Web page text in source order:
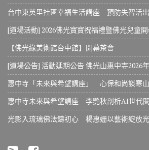
台中東英里社區幸福生活講座 預防失智活
[道場活動] 2026佛光寶寶祝福禮暨佛光兒童
【佛光緣美術館台中館】開幕茶會
[道場公告] 活動延期公告 佛光山惠中寺2026
惠中寺「未來與希望講座」 心保和尚談寒
惠中寺未來與希望講座 李艷秋剖析AI世代
光影入琉璃佛法鑄初心 楊惠姗以藝術綻放